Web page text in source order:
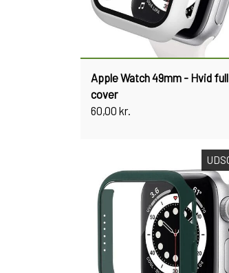
Apple Watch 49mm - Hvid full
cover
60,00 kr.